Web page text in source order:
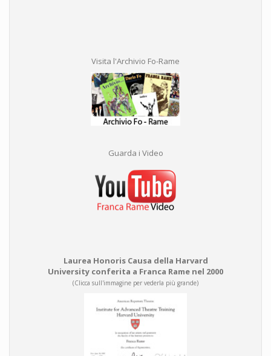
Visita l'Archivio Fo-Rame
Guarda i Video
Laurea Honoris Causa della Harvard
University conferita a Franca Rame nel 2000
(Clicca sull'immagine per vederla più grande)